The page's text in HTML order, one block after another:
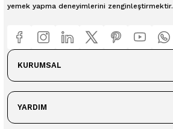
yemek yapma deneyimlerini zenginleştirmektir.
KURUMSAL
YARDIM